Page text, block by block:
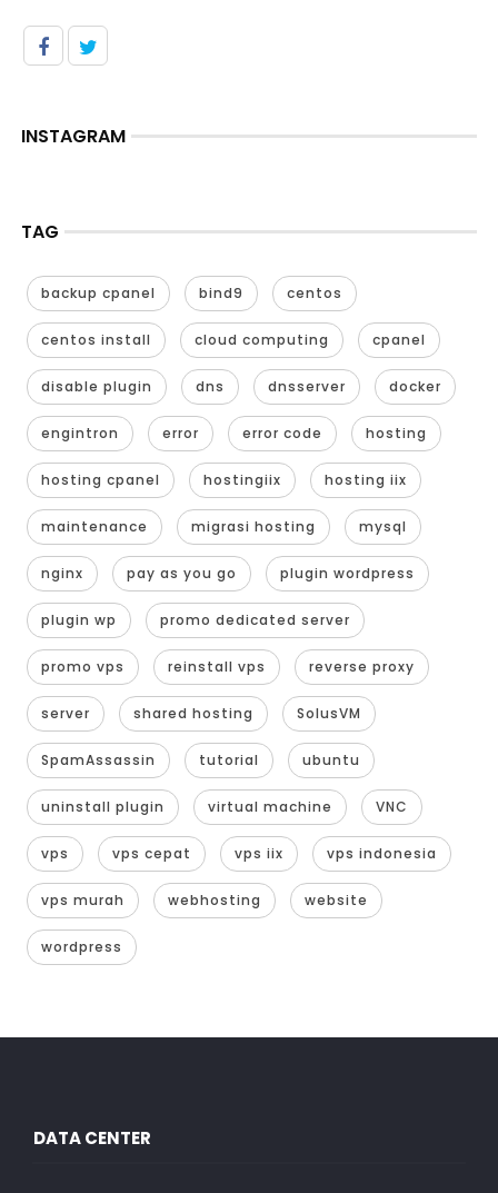
INSTAGRAM
TAG
backup cpanel bind9 centos
centos install cloud computing cpanel
disable plugin dns dnsserver docker
engintron error error code hosting
hosting cpanel hostingiix hosting iix
maintenance migrasi hosting mysql
nginx pay as you go plugin wordpress
plugin wp promo dedicated server
promo vps reinstall vps reverse proxy
server shared hosting SolusVM
SpamAssassin tutorial ubuntu
uninstall plugin virtual machine VNC
vps vps cepat vps iix vps indonesia
vps murah webhosting website
wordpress
DATA CENTER